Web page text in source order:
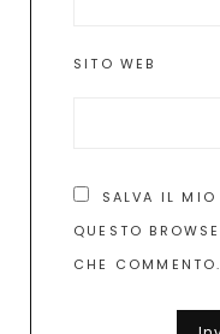
SITO WEB
SALVA IL
QUESTO
CHE COMMENTO.